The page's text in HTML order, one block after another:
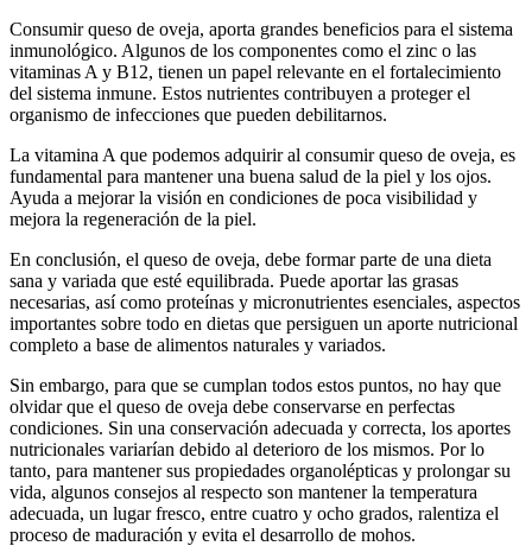
Consumir queso de oveja, aporta grandes beneficios para el sistema
inmunológico. Algunos de los componentes como el zinc o las
vitaminas A y B12, tienen un papel relevante en el fortalecimiento
del sistema inmune. Estos nutrientes contribuyen a proteger el
organismo de infecciones que pueden debilitarnos.
La vitamina A que podemos adquirir al consumir queso de oveja, es
fundamental para mantener una buena salud de la piel y los ojos.
Ayuda a mejorar la visión en condiciones de poca visibilidad y
mejora la regeneración de la piel.
En conclusión, el queso de oveja, debe formar parte de una dieta
sana y variada que esté equilibrada. Puede aportar las grasas
necesarias, así como proteínas y micronutrientes esenciales, aspectos
importantes sobre todo en dietas que persiguen un aporte nutricional
completo a base de alimentos naturales y variados.
Sin embargo, para que se cumplan todos estos puntos, no hay que
olvidar que el queso de oveja debe conservarse en perfectas
condiciones. Sin una conservación adecuada y correcta, los aportes
nutricionales variarían debido al deterioro de los mismos. Por lo
tanto, para mantener sus propiedades organolépticas y prolongar su
vida, algunos consejos al respecto son mantener la temperatura
adecuada, un lugar fresco, entre cuatro y ocho grados, ralentiza el
proceso de maduración y evita el desarrollo de mohos.